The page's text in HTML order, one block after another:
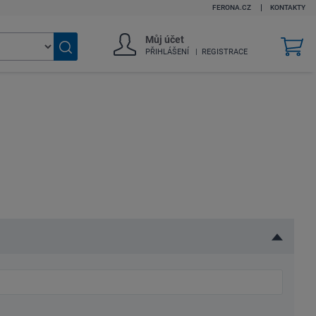
Vyhledat
Můj účet
PŘIHLÁŠENÍ REGISTRACE
v
FERONA.CZ KONTAKTY